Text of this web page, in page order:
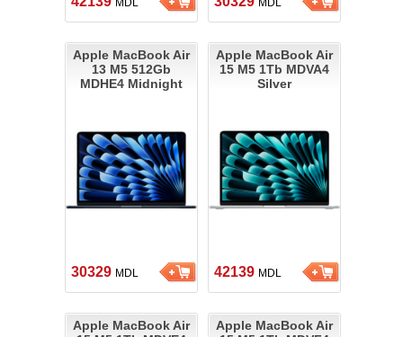
MDL MDL
Apple MacBook Air
13 M5 512Gb
MDHE4 Midnight
30329 MDL
Apple MacBook Air
15 M5 1Tb MDVA4
Silver
42139 MDL
Apple MacBook Air
Apple MacBook Air